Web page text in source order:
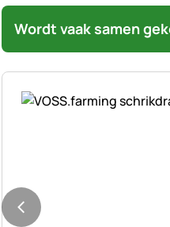
Wordt vaak samen